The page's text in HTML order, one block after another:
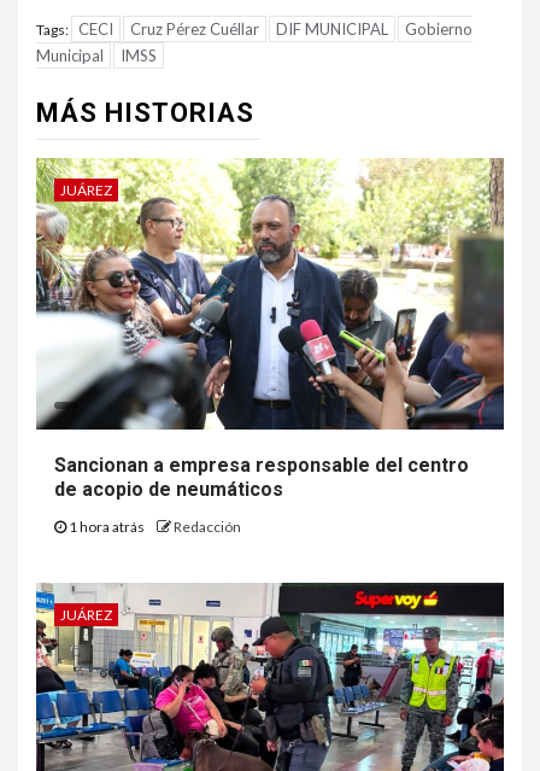
Tags: CECI Cruz Pérez Cuéllar DIF MUNICIPAL
Gobierno
Municipal
IMSS
MÁS HISTORIAS
JUÁREZ
Sancionan a empresa responsable del centro
de acopio de neumáticos
1 hora atrás Redacción
JUÁREZ